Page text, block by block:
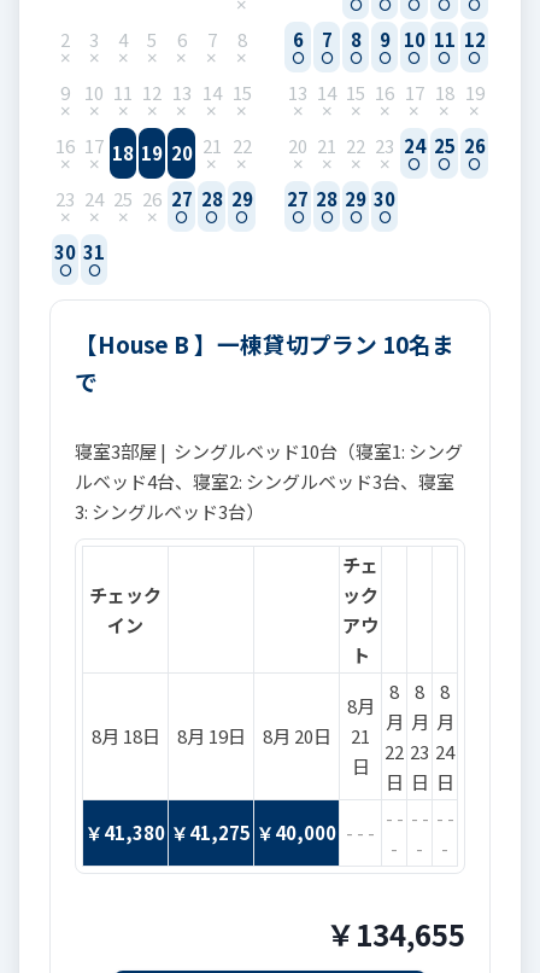
2 3 4 5 6 7 8
9 10 11 12 13 14 15
16 17 18 19 20 21 22
23 24 25 26 27 28 29
30 31
6 7 8 9 10 11 12
13 14 15 16 17 18 19
20 21 22 23 24 25 26
27 28 29 30
【House B 】一棟貸切プラン 10名ま
で
寝室3部屋 | シングルベッド10台（寝室1: シング
ルベッド4台、寝室2: シングルベッド3台、寝室
3: シングルベッド3台）
チェック
イン
チェ
ック
アウ
ト
8月 18日 8月 19日 8月 20日
8月
21
日
8
月
22
日
8
月
23
日
8
月
24
日
￥41,380 ￥41,275 ￥40,000 - - -
- -
-
- -
-
- -
-
￥134,655